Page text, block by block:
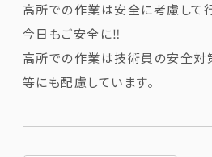
高所での作業は安全に考慮して行
今日もご安全に‼
高所での作業は技術員の安全対
等にも配慮しています。